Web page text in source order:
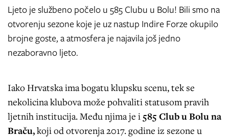
Ljeto je službeno počelo u 585 Clubu u Bolu! Bili smo na
otvorenju sezone koje je uz nastup Indire Forze okupilo
brojne goste, a atmosfera je najavila još jedno
nezaboravno ljeto.
Iako Hrvatska ima bogatu klupsku scenu, tek se
nekolicina klubova može pohvaliti statusom pravih
ljetnih institucija. Među njima je i 585 Club u Bolu na
Braču,koji od otvorenja 2017. godine iz sezone u